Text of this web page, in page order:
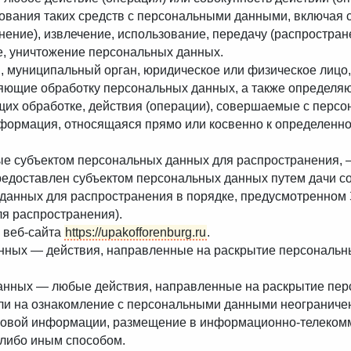
таких средств с персональными данными, включая
извлечение, использование, передачу
уничтожение персональных данных.
орган, юридическое или физическое
обработку персональных данных, а также
обработке, действия (операции), совершаемые с
относящаяся прямо или косвенно к
субъектом персональных данных для
субъектом персональных данных путем дачи
для распространения в порядке,
распространения).
сайта https://upakofforenburg.ru.
— действия, направленные на раскрытие
— любые действия, направленные на раскрытие
на ознакомление с персональными данными
информации, размещение в информационно-
иным способом.